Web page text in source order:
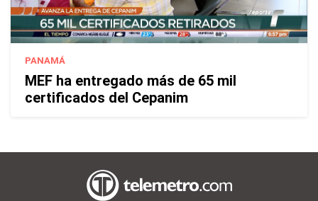
PANAMÁ
MEF ha entregado más de 65 mil
certificados del Cepanim